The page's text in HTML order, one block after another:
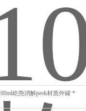
屹尧消解peek材质外罐 *